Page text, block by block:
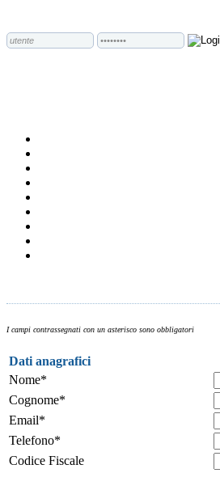
I campi contrassegnati con un asterisco sono obbligatori
Dati anagrafici
Nome*
Cognome*
Email*
Telefono*
Codice Fiscale